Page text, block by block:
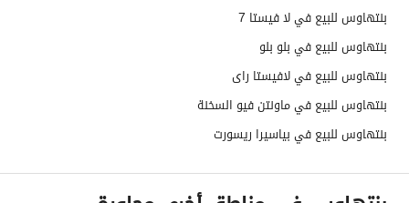
بنتهاوس للبيع في لا فيستا 7
بنتهاوس للبيع في بلو بلو
بنتهاوس للبيع في لافيستا راى
بنتهاوس للبيع في ماونتن فيو السخنة
بنتهاوس للبيع في بياسيرا ريسورت